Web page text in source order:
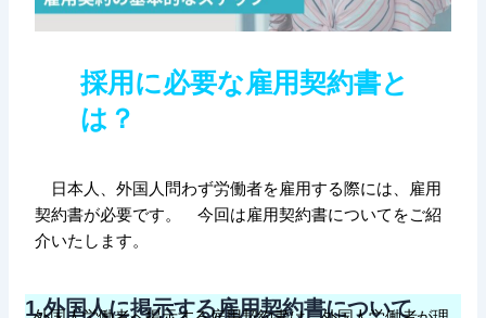
採用に必要な雇用契約書と
は？
日本人、外国人問わず労働者を雇用する際には、雇用
契約書が必要です。 今回は雇用契約書についてをご紹
介いたします。
1.外国人に掲示する雇用契約書について